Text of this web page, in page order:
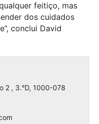
feitiço, mas
dos cuidados
conclui David
2 , 3.°D, 1000-078